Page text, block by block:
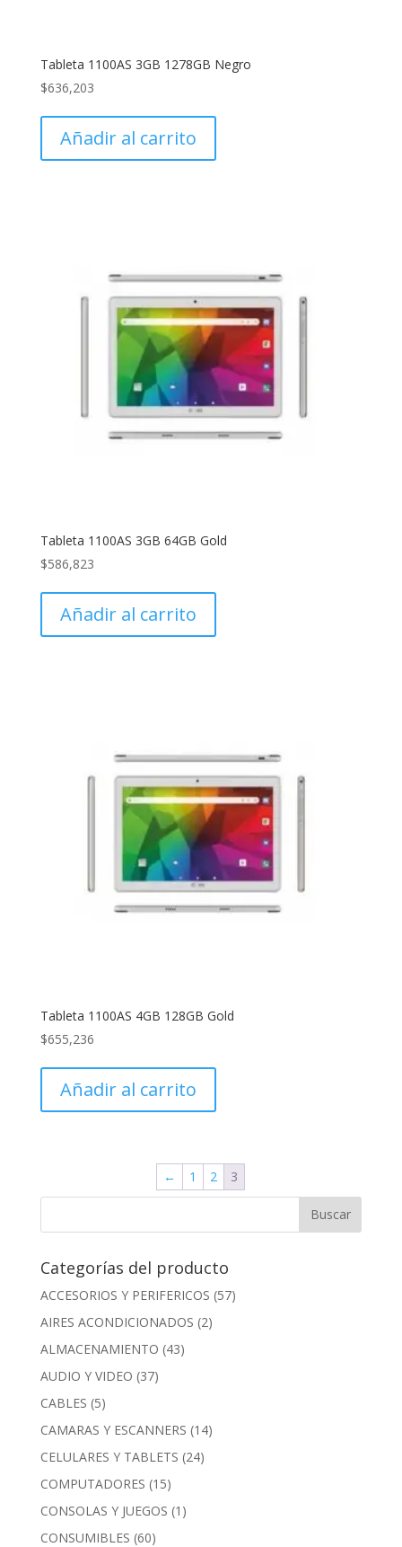
Tableta 1100AS 3GB 1278GB Negro
$636,203
Añadir al carrito
Tableta 1100AS 3GB 64GB Gold
$586,823
Añadir al carrito
Tableta 1100AS 4GB 128GB Gold
$655,236
Añadir al carrito
← 1 2 3
Categorías del producto
ACCESORIOS Y PERIFERICOS (57)
AIRES ACONDICIONADOS (2)
ALMACENAMIENTO (43)
AUDIO Y VIDEO (37)
CABLES (5)
CAMARAS Y ESCANNERS (14)
CELULARES Y TABLETS (24)
COMPUTADORES (15)
CONSOLAS Y JUEGOS (1)
CONSUMIBLES (60)